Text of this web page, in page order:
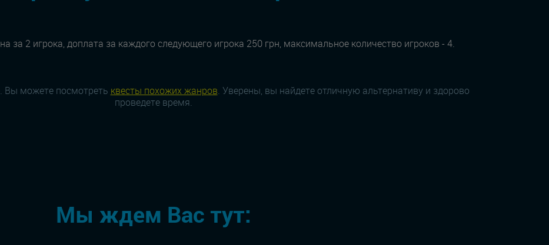
за 2 игрока, доплата за каждого следующего игрока 250 грн, максимальное количество игроков - 4.
Вы можете посмотреть квесты похожих жанров. Уверены, вы найдете отличную альтернативу и здорово
проведете время.
Мы ждем Вас тут: